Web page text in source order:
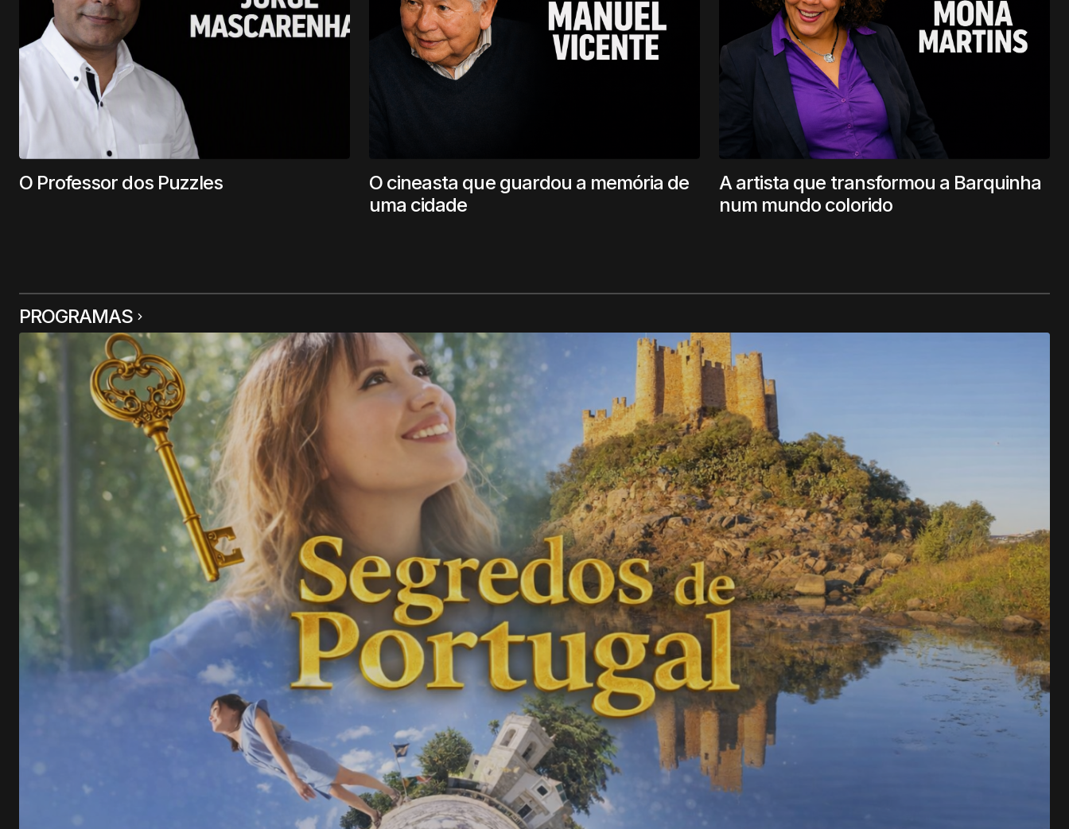
O Professor dos Puzzles
O cineasta que guardou a memória de
uma cidade
A artista que transformou a Barquinha
num mundo colorido
PROGRAMAS